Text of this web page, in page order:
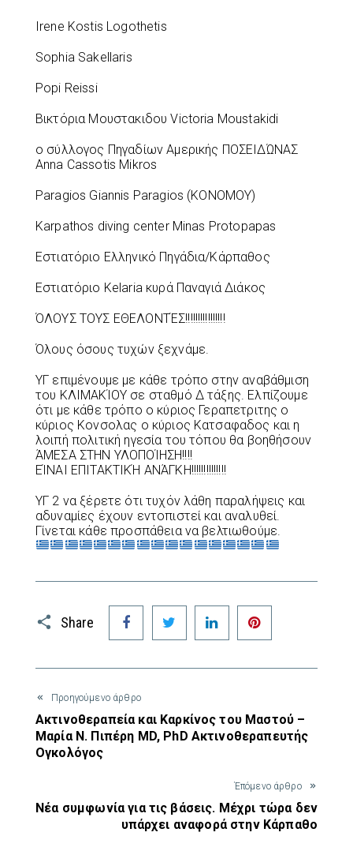
Irene Kostis Logothetis
Sophia Sakellaris
Popi Reissi
Βικτόρια Μουστακιδου Victoria Moustakidi
ο σύλλογος Πηγαδίων Αμερικής ΠΟΣΕΙΔΏΝΑΣ
Anna Cassotis Mikros
Paragios Giannis Paragios (ΚΟΝΟΜΟΥ)
Karpathos diving center Minas Protopapas
Εστιατόριο Ελληνικό Πηγάδια/Κάρπαθος
Εστιατόριο Kelaria κυρά Παναγιά Διάκος
ΌΛΟΥΣ ΤΟΥΣ ΕΘΕΛΟΝΤΈΣ!!!!!!!!!!!!!!!!
Όλους όσους τυχών ξεχνάμε.
ΥΓ επιμένουμε με κάθε τρόπο στην αναβάθμιση
του ΚΛΙΜΑΚΊΟΥ σε σταθμό Δ τάξης. Ελπίζουμε
ότι με κάθε τρόπο ο κύριος Γεραπετριτης ο
κύριος Κονσολας ο κύριος Κατσαφαδος και η
λοιπή πολιτική ηγεσία του τόπου θα βοηθήσουν
ΆΜΕΣΑ ΣΤΗΝ ΥΛΟΠΟΊΗΣΗ!!!!
ΕΊΝΑΙ ΕΠΙΤΑΚΤΙΚΉ ΑΝΆΓΚΗ!!!!!!!!!!!!!!
ΥΓ 2 να ξέρετε ότι τυχόν λάθη παραλήψεις και
αδυναμίες έχουν εντοπιστεί και αναλυθεί.
Γίνεται κάθε προσπάθεια να βελτιωθούμε.
Share
Facebook Twitter LinkedIn
Προηγούμενο άρθρο
Aκτινοθεραπεία και Καρκίνος του Μαστού –
Μαρία Ν. Πιπέρη MD, PhD Ακτινοθεραπευτής
Ογκολόγος
Έπόμενο άρθρο
Νέα συμφωνία για τις βάσεις. Μέχρι τώρα δεν
υπάρχει αναφορά στην Κάρπαθο